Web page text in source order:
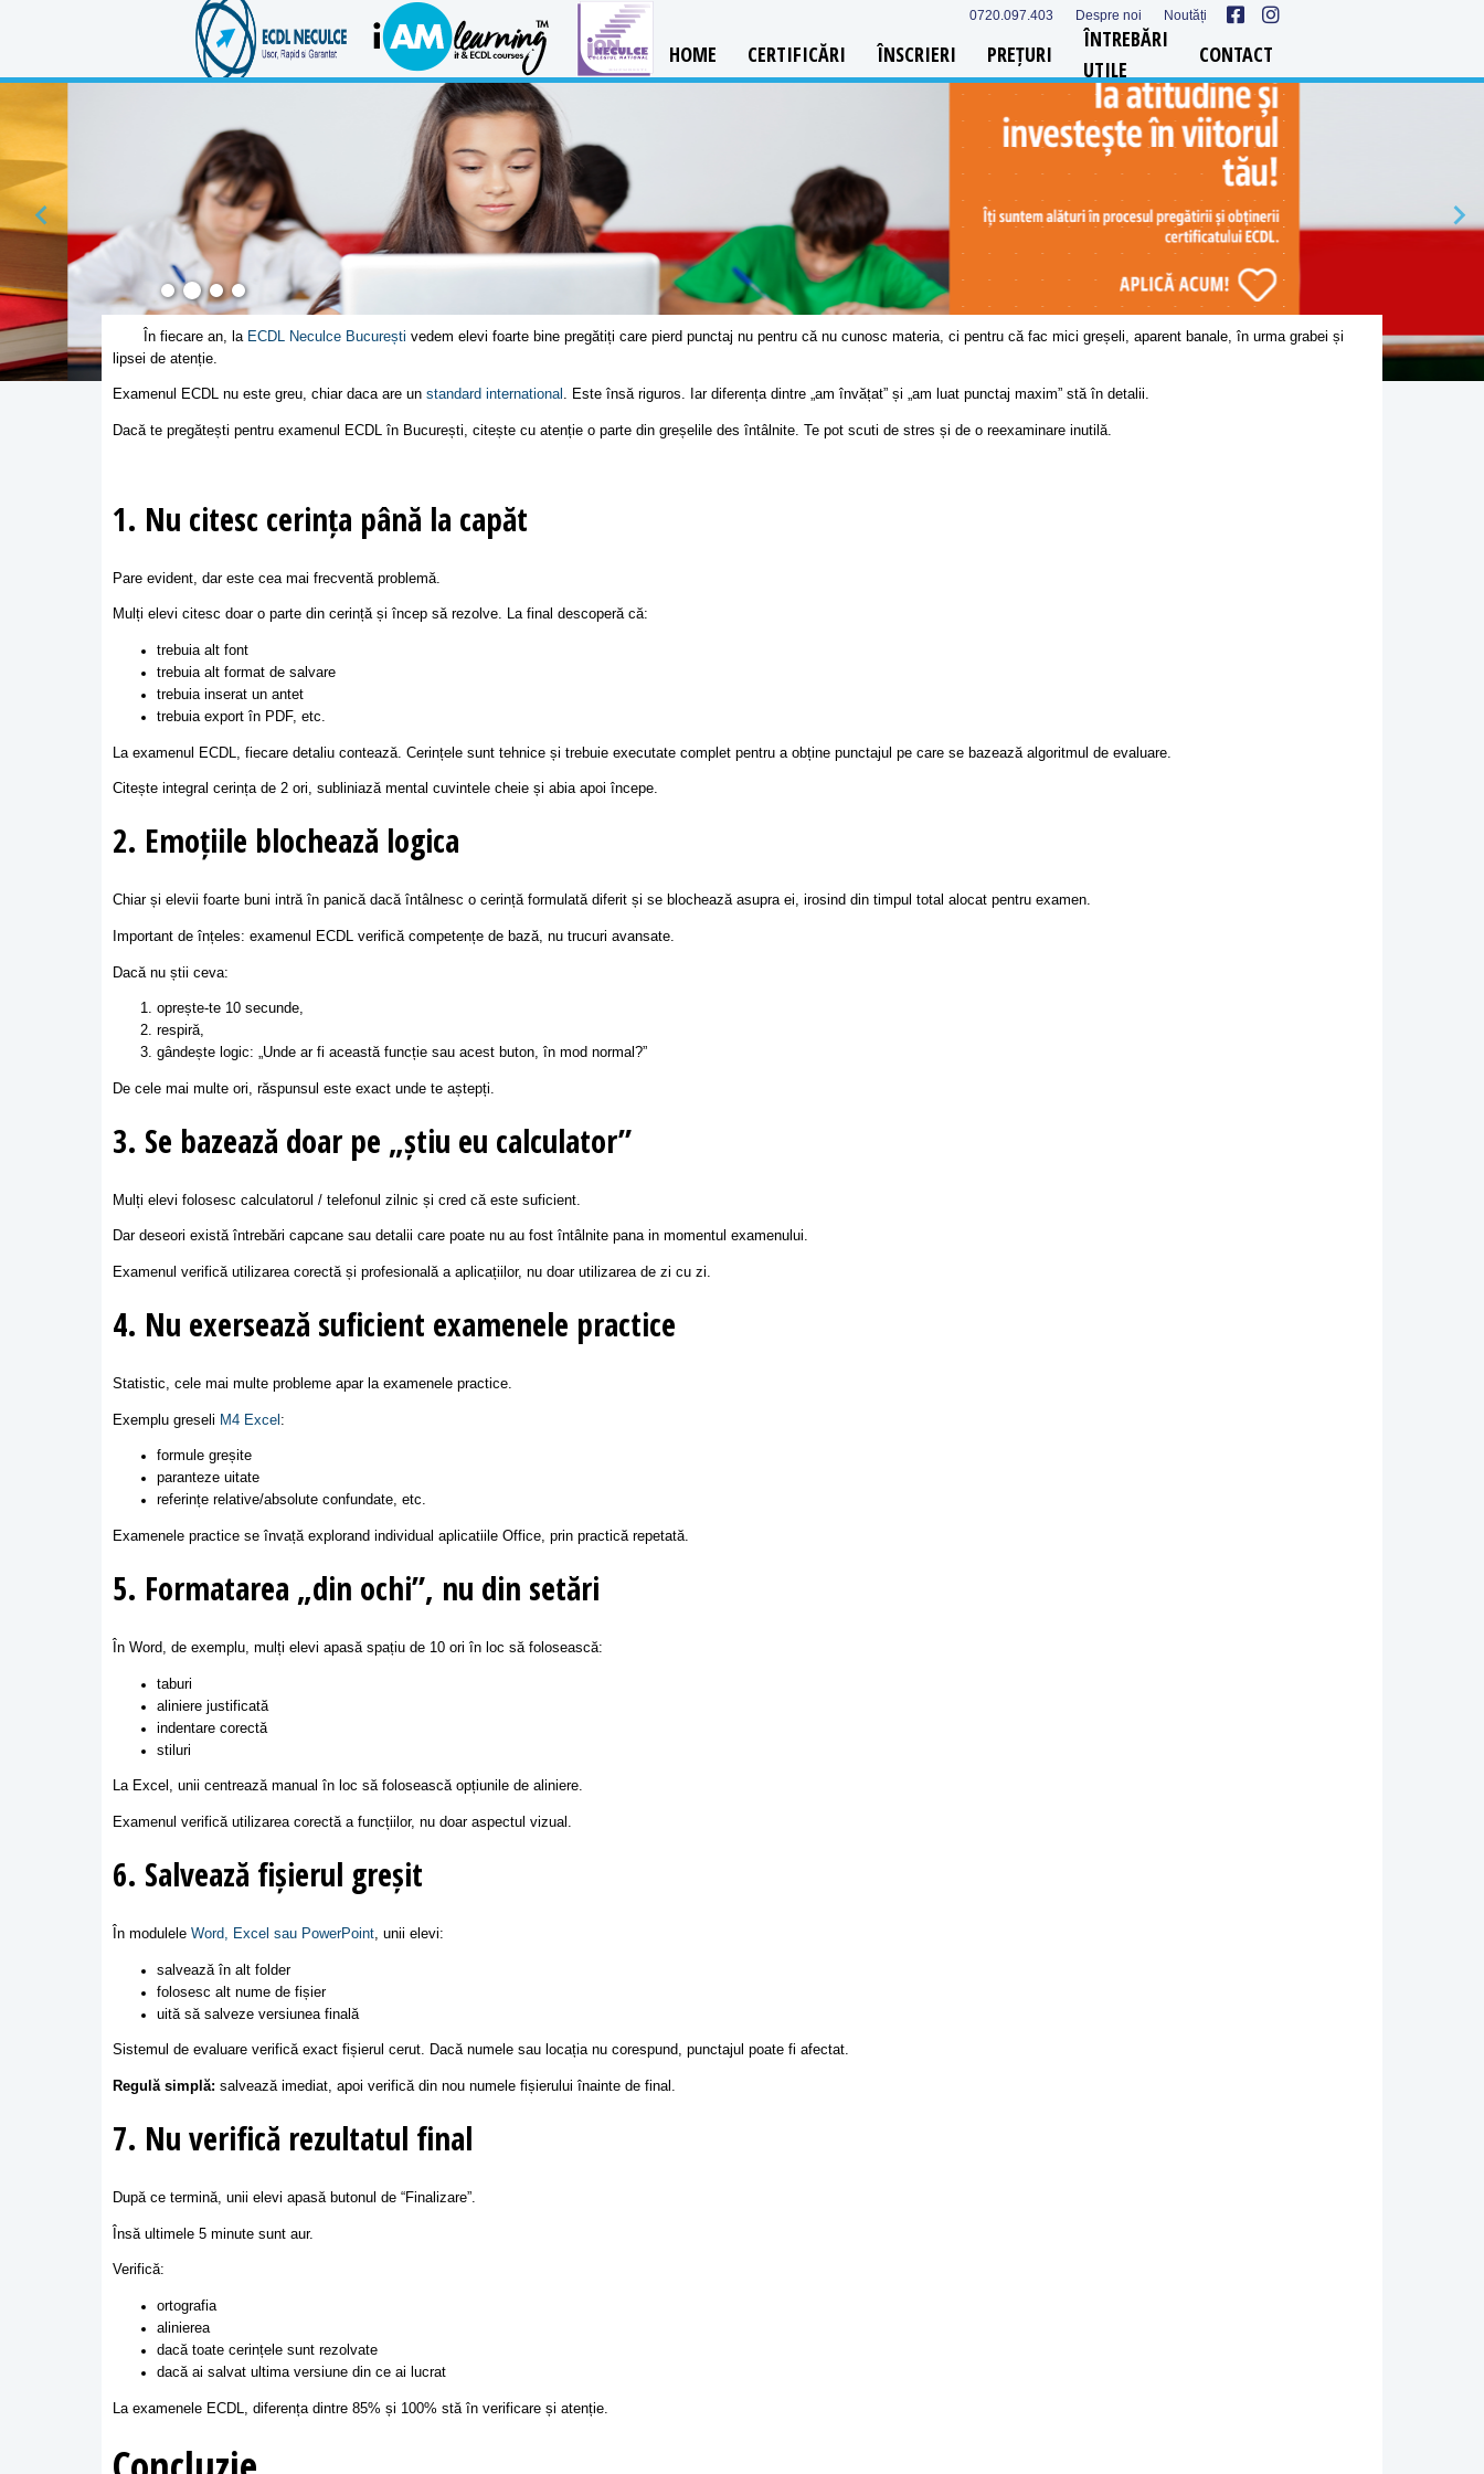
0720.097.403 Despre noi Noutăți
HOME CERTIFICĂRI ÎNSCRIERI PREȚURI
ÎNTREBĂRI
UTILE
CONTACT
În fiecare an, la ECDL Neculce București vedem elevi foarte bine pregătiți care pierd punctaj nu pentru că nu cunosc materia, ci pentru că fac mici greșeli, aparent banale, în urma grabei și
lipsei de atenție.
Examenul ECDL nu este greu, chiar daca are un standard international . Este însă riguros. Iar diferența dintre „am învățat” și „am luat punctaj maxim” stă în detalii.
Dacă te pregătești pentru examenul ECDL în București, citește cu atenție o parte din greșelile des întâlnite. Te pot scuti de stres și de o reexaminare inutilă.
1. Nu citesc cerința până la capăt
Pare evident, dar este cea mai frecventă problemă.
Mulți elevi citesc doar o parte din cerință și încep să rezolve. La final descoperă că:
trebuia alt font
trebuia alt format de salvare
trebuia inserat un antet
trebuia export în PDF, etc.
La examenul ECDL, fiecare detaliu contează. Cerințele sunt tehnice și trebuie executate complet pentru a obține punctajul pe care se bazează algoritmul de evaluare.
Citește integral cerința de 2 ori, subliniază mental cuvintele cheie și abia apoi începe.
2. Emoțiile blochează logica
Chiar și elevii foarte buni intră în panică dacă întâlnesc o cerință formulată diferit și se blochează asupra ei, irosind din timpul total alocat pentru examen.
Important de înțeles: examenul ECDL verifică competențe de bază, nu trucuri avansate.
Dacă nu știi ceva:
oprește-te 10 secunde,
respiră,
gândește logic: „Unde ar fi această funcție sau acest buton, în mod normal?”
De cele mai multe ori, răspunsul este exact unde te aștepți.
3. Se bazează doar pe „știu eu calculator”
Mulți elevi folosesc calculatorul / telefonul zilnic și cred că este suficient.
Dar deseori există întrebări capcane sau detalii care poate nu au fost întâlnite pana in momentul examenului.
Examenul verifică utilizarea corectă și profesională a aplicațiilor, nu doar utilizarea de zi cu zi.
4. Nu exersează suficient examenele practice
Statistic, cele mai multe probleme apar la examenele practice.
Exemplu greseli M4 Excel :
formule greșite
paranteze uitate
referințe relative/absolute confundate, etc.
Examenele practice se învață explorand individual aplicatiile Office, prin practică repetată.
5. Formatarea „din ochi”, nu din setări
În Word, de exemplu, mulți elevi apasă spațiu de 10 ori în loc să folosească:
taburi
aliniere justificată
indentare corectă
stiluri
La Excel, unii centrează manual în loc să folosească opțiunile de aliniere.
Examenul verifică utilizarea corectă a funcțiilor, nu doar aspectul vizual.
6. Salvează fișierul greșit
În modulele Word, Excel sau PowerPoint, unii elevi:
salvează în alt folder
folosesc alt nume de fișier
uită să salveze versiunea finală
Sistemul de evaluare verifică exact fișierul cerut. Dacă numele sau locația nu corespund, punctajul poate fi afectat.
Regulă simplă: salvează imediat, apoi verifică din nou numele fișierului înainte de final.
7. Nu verifică rezultatul final
După ce termină, unii elevi apasă butonul de “Finalizare”.
Însă ultimele 5 minute sunt aur.
Verifică:
ortografia
alinierea
dacă toate cerințele sunt rezolvate
dacă ai salvat ultima versiune din ce ai lucrat
La examenele ECDL, diferența dintre 85% și 100% stă în verificare și atenție.